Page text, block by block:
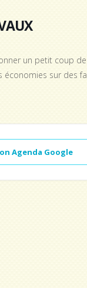
un petit coup
sur des
Agenda Google